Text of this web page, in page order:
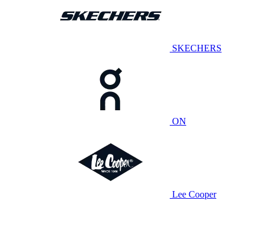
SKECHERS
ON
Lee Cooper